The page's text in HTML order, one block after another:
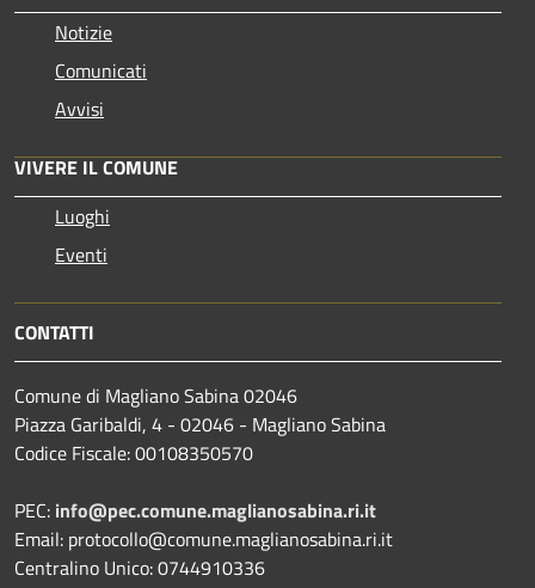
Notizie
Comunicati
Avvisi
VIVERE IL COMUNE
Luoghi
Eventi
CONTATTI
Comune di Magliano Sabina 02046
Piazza Garibaldi, 4 - 02046 - Magliano Sabina
Codice Fiscale: 00108350570
PEC: info@pec.comune.maglianosabina.ri.it
Email: protocollo@comune.maglianosabina.ri.it
Centralino Unico: 0744910336